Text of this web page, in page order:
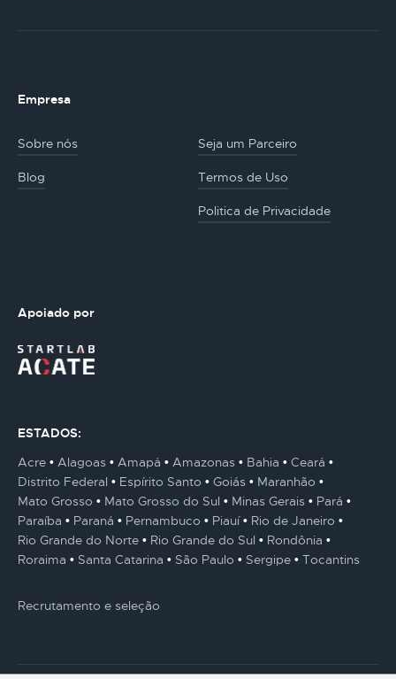
Empresa
Sobre nós Seja um Parceiro
Blog Termos de Uso
Politica de Privacidade
Apoiado por
ESTADOS:
Acre
Alagoas Amapá Amazonas Bahia
Ceará
Distrito Federal
Espírito Santo Goiás
Maranhão
Mato Grosso
Mato Grosso do Sul Minas Gerais
Pará
Paraíba
Paraná Pernambuco Piauí
Rio de Janeiro
Rio Grande do Norte
Rio Grande do Sul
Rondônia
Roraima
Santa Catarina São Paulo Sergipe Tocantins
Recrutamento e seleção